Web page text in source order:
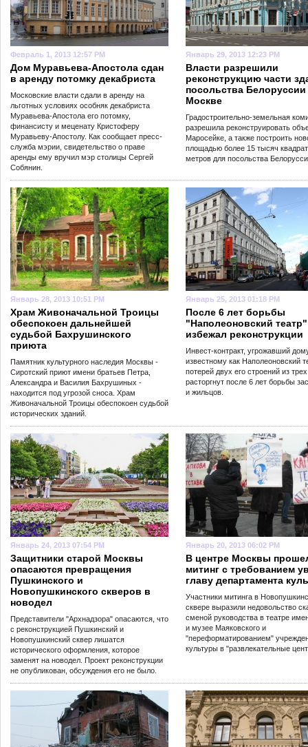
Февраль 1, 2013 12:57 PM
Дом Муравьева-Апостола сдан
в аренду потомку декабриста
Московские власти сдали в аренду на
льготных условиях особняк декабриста
Муравьева-Апостола его потомку,
финансисту и меценату Кристоферу
Муравьеву-Апостолу. Как сообщает пресс-
служба мэрии, свидетельство о праве
аренды ему вручил мэр столицы Сергей
Собянин.
Январь 29, 2013 12:23 PM
Власти разрешили
реконструкцию части
посольства Белоруссии
Москве
Градостроительно-земельная
разрешила реконструировать
Маросейке, а также построить
площадью более 15 тысяч
метров для посольства
Январь 28, 2013 10:51 PM
Храм Живоначальной Троицы
обеспокоен дальнейшей
судьбой Бахрушинского
приюта
Памятник культурного наследия Москвы -
Сиротский приют имени братьев Петра,
Александра и Василия Бахрушиных -
находится под угрозой сноса. Храм
Живоначальной Троицы обеспокоен судьбой
исторических зданий.
Январь 25, 2013 01:18 PM
После 6 лет борьбы
"Наполеоновский театр"
избежал реконструкции
Инвест-контракт, угрожавший
известному как Наполеоновский
потерей двух его строений из
расторгнут после 6 лет борьбы
и жильцов.
Январь 24, 2013 07:54 PM
Защитники старой Москвы
опасаются превращения
Пушкинского и
Новопушкинского скверов в
новодел
Представители "Архнадзора" опасаются, что
с реконструкцией Пушкинский и
Новопушкинский сквер лишатся
исторического оформления, которое
заменят на новодел. Проект реконструкции
не опубликован, обсуждения его не было.
Январь 20, 2013 06:02 PM
В центре Москвы
митинг с требованием
главу департамента
Участники митинга в
сквере выразили недовольство
сменой руководства в театре
и музее Маяковского и
"переформатированием"
культуры в "развлекательные